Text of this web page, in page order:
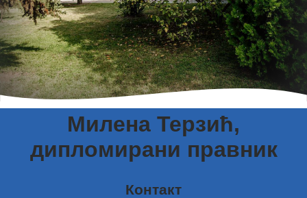
Милена Терзић,
дипломирани правник
Контакт